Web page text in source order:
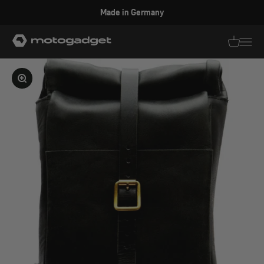
Made in Germany
motogadget GmbH
Bild vergrößern